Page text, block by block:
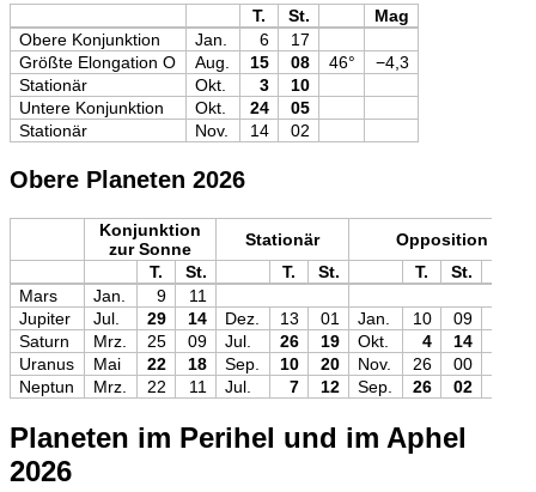
T. St.
Mag
Obere Konjunktion
Jan. 6
17
Größte Elongation O
Aug. 15 08 46°
−4,3
Stationär
Okt. 3
10
Untere Konjunktion
Okt. 24
05
Stationär
Nov. 14 02
Obere Planeten 2026
Konjunktion
zur Sonne
Stationär
Opposition
T.
St. T. St. T. St.
Mars
Jan. 9
11
Jupiter
Jul. 29 14 Dez. 13 01 Jan. 10 09
Saturn
Mrz. 25 09 Jul. 26 19 Okt. 4 14
Uranus
Mai 22 18 Sep. 10 20 Nov. 26 00
Neptun
Mrz. 22 11 Jul. 7 12 Sep. 26 02
Planeten im Perihel und im Aphel
2026